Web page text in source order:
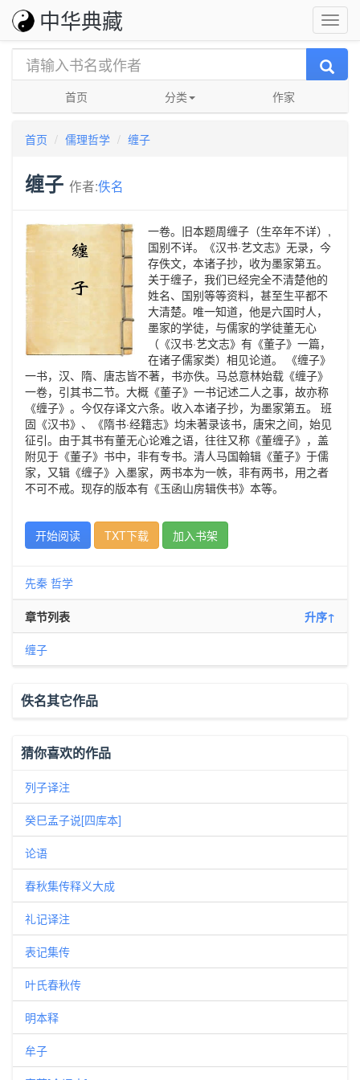
中华典藏
首页 分类 作家
首页 儒理哲学 缠子
缠子 作者:佚名
一卷。旧本题周缠子（生卒年不详）,
国别不详。《汉书·艺文志》无录，今
存佚文，本诸子抄，收为墨家第五。
关于缠子，我们已经完全不清楚他的
姓名、国别等等资料，甚至生平都不
大清楚。唯一知道，他是六国时人，
墨家的学徒，与儒家的学徒董无心
（《汉书·艺文志》有《董子》一篇，
在诸子儒家类）相见论道。 《缠子》
一书，汉、隋、唐志皆不著，书亦佚。马总意林始载《缠子》
一卷，引其书二节。大概《董子》一书记述二人之事，故亦称
《缠子》。今仅存译文六条。收入本诸子抄，为墨家第五。 班
固《汉书》、《隋书·经籍志》均未著录该书，唐宋之间，始见
征引。由于其书有董无心论难之语，往往又称《董缠子》，盖
附见于《董子》书中，非有专书。清人马国翰辑《董子》于儒
家，又辑《缠子》入墨家，两书本为一帙，非有两书，用之者
不可不戒。现存的版本有《玉函山房辑佚书》本等。
开始阅读 TXT下载 加入书架
先秦 哲学
章节列表 升序↑
缠子
佚名其它作品
猜你喜欢的作品
列子译注
癸巳孟子说[四库本]
论语
春秋集传释义大成
礼记译注
表记集传
叶氏春秋传
明本释
牟子